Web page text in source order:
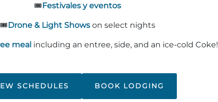
🎟️Festivales y eventos
🎟️Drone & Light Showson select nights
meal including an entree, side, and an ice-cold Coke!
SCHEDULES BOOK LODGING